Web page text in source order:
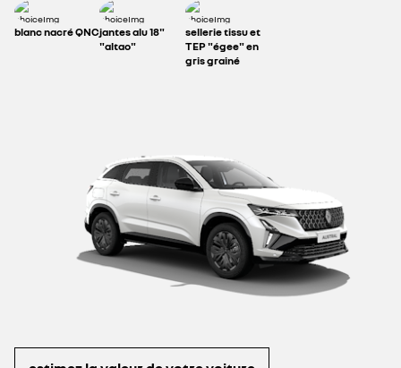
314 €
blanc nacré QNCjantes alu 18"
"altao"
sellerie tissu et
TEP "égee" en
gris grainé